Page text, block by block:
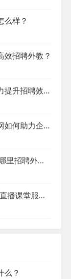
么样？
效招聘外教？
招聘外教，聘外网如何助力提升招聘效率？
招外教去什么网站？聘外网如何助力企业外教招聘
招聘外教有哪些网站？ 去哪里招聘外教？
ClassIn在线教培机构首选直播课堂服务商
么？